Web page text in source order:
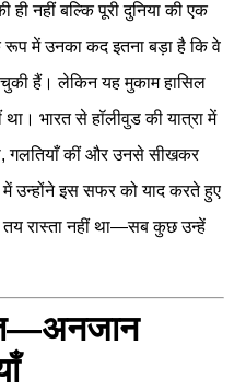
ही नहीं बल्कि पूरी दुनिया की एक
में उनका कद इतना बड़ा है कि वे
चुकी हैं। लेकिन यह मुकाम हासिल
भारत से हॉलीवुड की यात्रा में
गलतियाँ कीं और उनसे सीखकर
उन्होंने इस सफर को याद करते हुए
तय रास्ता नहीं था—सब कुछ उन्हें